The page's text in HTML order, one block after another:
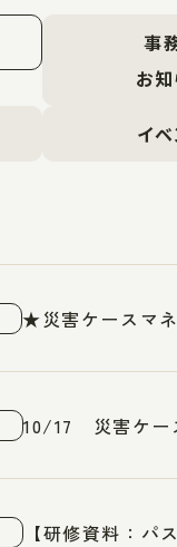
事
お
イ
★災害ケースマネ
10/17 災害ケー
【研修資料：